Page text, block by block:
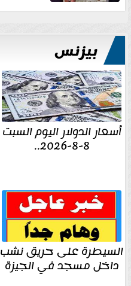
بيزنس
أسعار الدولار اليوم السبت
8-8-2026..
السيطرة على حريق نشب
داخل مسجد في الجيزة